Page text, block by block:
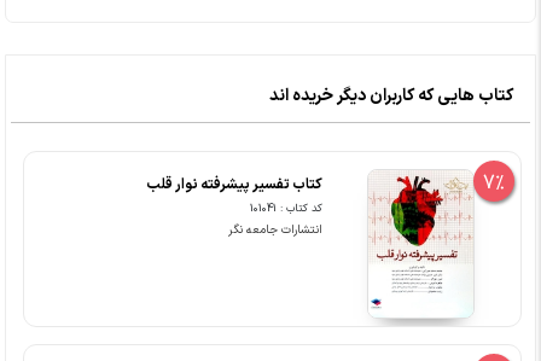
کتاب هایی که کاربران دیگر خریده اند
7% کتاب تفسیر پیشرفته نوار قلب
کد کتاب : 101041
انتشارات جامعه نگر